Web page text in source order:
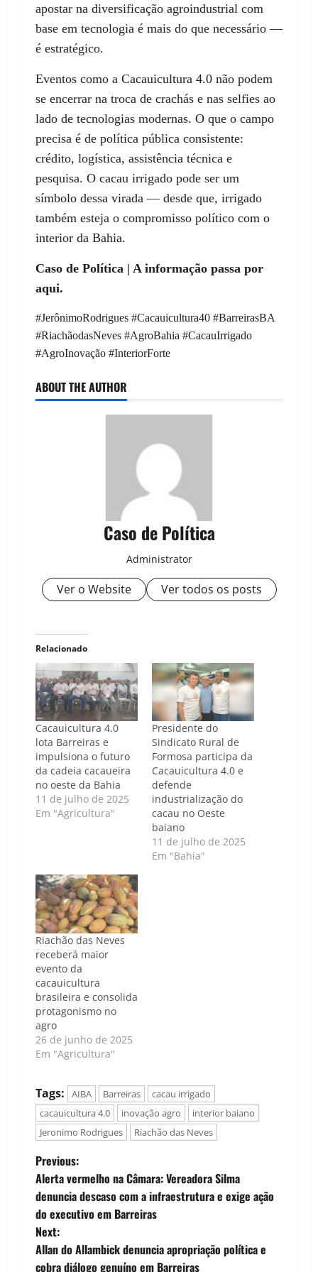
apostar na diversificação agroindustrial com
base em tecnologia é mais do que necessário —
é estratégico.
Eventos como a Cacauicultura 4.0 não podem
se encerrar na troca de crachás e nas selfies ao
lado de tecnologias modernas. O que o campo
precisa é de política pública consistente:
crédito, logística, assistência técnica e
pesquisa. O cacau irrigado pode ser um
símbolo dessa virada — desde que, irrigado
também esteja o compromisso político com o
interior da Bahia.
Caso de Política | A informação passa por
aqui.
#JerônimoRodrigues #Cacauicultura40 #BarreirasBA
#RiachãodasNeves #AgroBahia #CacauIrrigado
#AgroInovação #InteriorForte
ABOUT THE AUTHOR
Caso de Política
Administrator
Ver o Website Ver todos os posts
Relacionado
Cacauicultura 4.0
lota Barreiras e
impulsiona o futuro
da cadeia cacaueira
no oeste da Bahia
11 de julho de 2025
Em "Agricultura"
Presidente do
Sindicato Rural de
Formosa participa da
Cacauicultura 4.0 e
defende
industrialização do
cacau no Oeste
baiano
11 de julho de 2025
Em "Bahia"
Riachão das Neves
receberá maior
evento da
cacauicultura
brasileira e consolida
protagonismo no
agro
26 de junho de 2025
Em "Agricultura"
Tags: AIBA Barreiras
cacau irrigado
cacauicultura 4.0
inovação agro
interior baiano
Jeronimo Rodrigues
Riachão das Neves
P
o
s
t
Previous:
Alerta vermelho na Câmara: Vereadora Silma
denuncia descaso com a infraestrutura e exige ação
do executivo em Barreiras
Next:
Allan do Allambick denuncia apropriação política e
cobra diálogo genuíno em Barreiras